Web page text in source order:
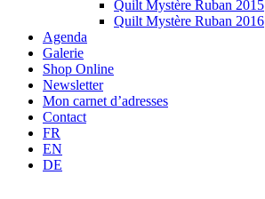
Quilt Mystère Ruban 2015
Quilt Mystère Ruban 2016
Agenda
Galerie
Shop Online
Newsletter
Mon carnet d’adresses
Contact
FR
EN
DE